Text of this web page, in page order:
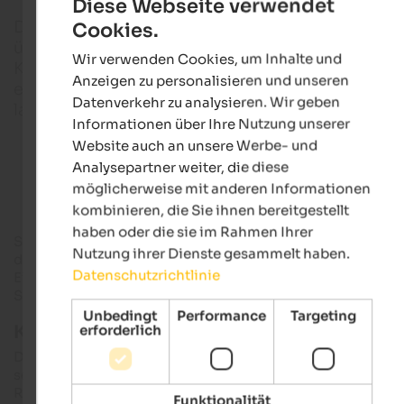
Dem Vergleich mit den Dolomiten als nahezu
Klettersinn kaum standhalten. Trotzdem gibt es
einige interessante Klettergebiete mit einer
langjährigen Geschichte.
Wanderhotels in Südtirol
So zählt beispielsweise der Klettergarten Mahr bei
den ältesten im Tal. Die vier wichtigsten Klettergärten im
Eisacktal und seiner unmittelbaren Umgebung stellen wir
Sportkletterern hier vor.
Kleine Rotwand - Karersee
Dieser Klettergarten mit fünf Sektoren zeichnet sich durch
seine landschaftlich einmalige Lage unterhalb der Rotwand
Rosengartengebiet aus. Geübte Klettermaxe können sich
GERMAN
Diese Webseite verwendet
Cookies.
Wir verwenden Cookies, um Inhalte und
Anzeigen zu personalisieren und unseren
Datenverkehr zu analysieren. Wir geben
Informationen über Ihre Nutzung unserer
Website auch an unsere Werbe- und
Analysepartner weiter, die diese
möglicherweise mit anderen Informationen
kombinieren, die Sie ihnen bereitgestellt
haben oder die sie im Rahmen Ihrer
Nutzung ihrer Dienste gesammelt haben.
Datenschutzrichtlinie
Unbedingt
erforderlich
Performance Targeting
Funktionalität